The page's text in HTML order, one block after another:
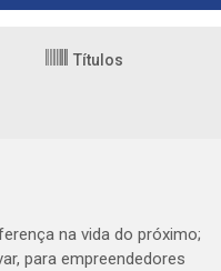
Títulos
na vida do próximo;
para empreendedores